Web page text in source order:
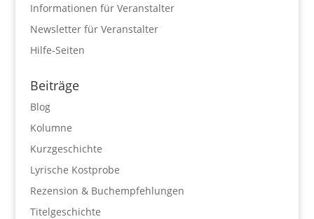
Informationen für Veranstalter
Newsletter für Veranstalter
Hilfe-Seiten
Beiträge
Blog
Kolumne
Kurzgeschichte
Lyrische Kostprobe
Rezension & Buchempfehlungen
Titelgeschichte